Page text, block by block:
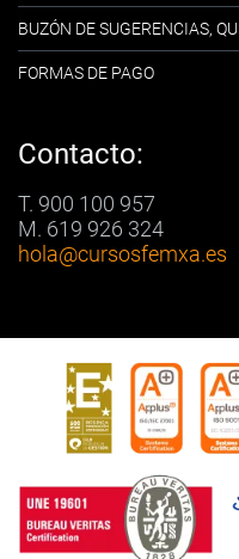
BUZÓN DE SUGERENCIAS,
FORMAS DE PAGO
Contacto:
T. 900 100 957
M. 619 926 324
hola@cursosfemxa.es